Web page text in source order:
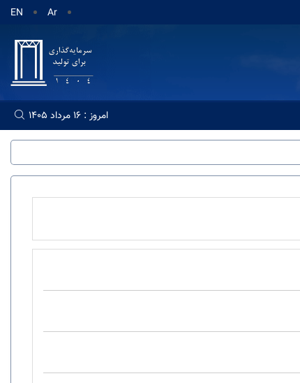
EN Ar
امروز : 16 مرداد 1405